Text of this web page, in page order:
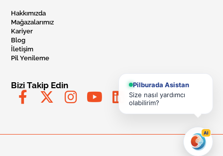
Hakkımızda
Mağazalarımız
Kariyer
Blog
İletişim
Pil Yenileme
Bizi Takip Edin
Pilburada Asistan
Size nasıl yardımcı
olabilirim?
AI